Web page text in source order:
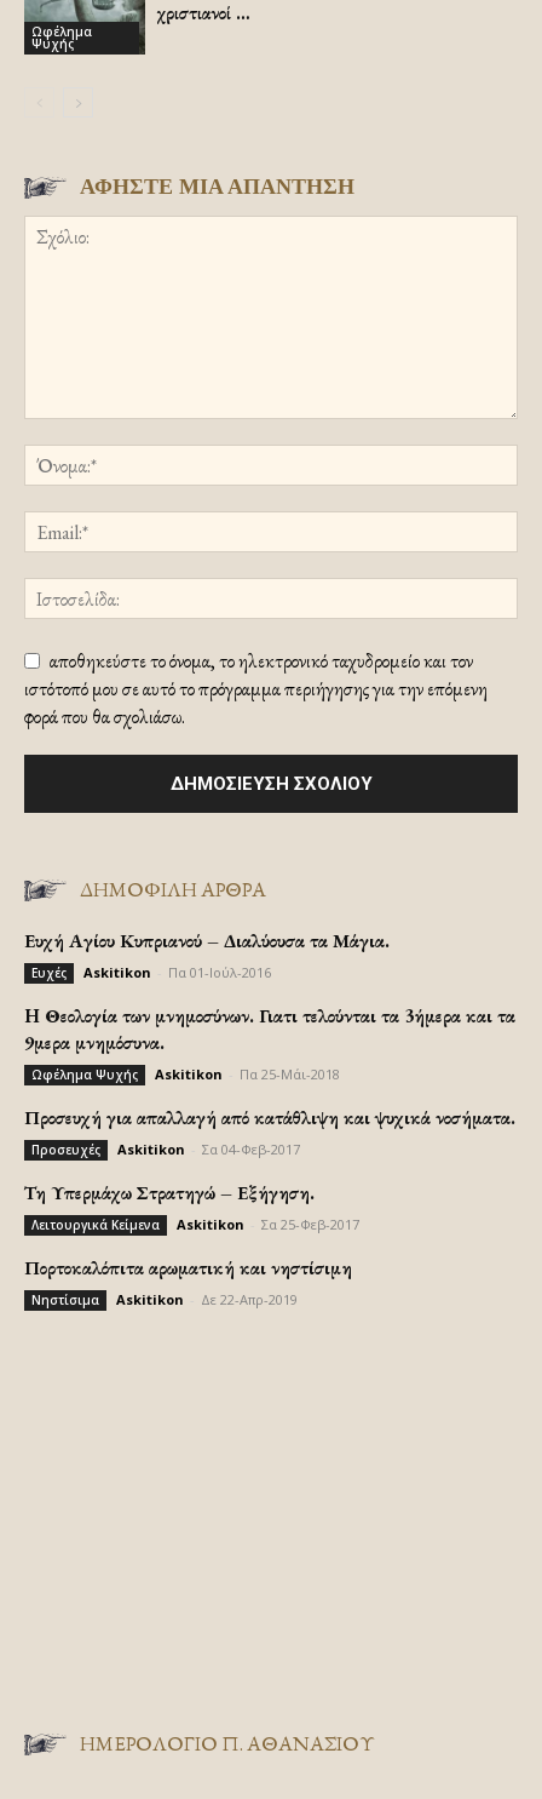
Ωφέλημα
Ψυχής
χριστιανοί …
ΑΦΗΣΤΕ ΜΙΑ ΑΠΑΝΤΗΣΗ
αποθηκεύστε το όνομα, το ηλεκτρονικό ταχυδρομείο και τον
ιστότοπό μου σε αυτό το πρόγραμμα περιήγησης για την επόμενη
φορά που θα σχολιάσω.
ΔΗΜΟΦΙΛΗ ΑΡΘΡΑ
Ευχή Αγίου Κυπριανού – Διαλύουσα τα Μάγια.
Ευχές Askitikon Πα 01-Ιούλ-2016
H Θεολογία των μνημοσύνων. Γιατι τελούνται τα 3ήμερα και τα
9μερα μνημόσυνα.
Ωφέλημα Ψυχής Askitikon Πα 25-Μάι-2018
Προσευχή για απαλλαγή από κατάθλιψη και ψυχικά νοσήματα.
Προσευχές Askitikon Σα 04-Φεβ-2017
Τη Υπερμάχω Στρατηγώ – Εξήγηση.
Λειτουργικά Κείμενα Askitikon Σα 25-Φεβ-2017
Πορτοκαλόπιτα αρωματική και νηστίσιμη
Νηστίσιμα Askitikon Δε 22-Απρ-2019
ΗΜΕΡΟΛΟΓΙΟ Π. ΑΘΑΝΑΣΙΟΥ